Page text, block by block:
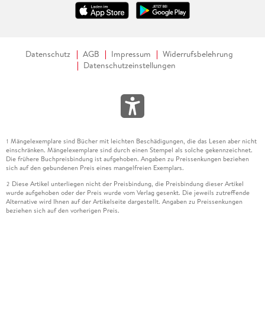
Datenschutz AGB Impressum
Widerrufsbelehrung
Datenschutzeinstellungen
1 Mängelexemplare sind Bücher mit leichten Beschädigungen, die das Lesen aber nicht
einschränken. Mängelexemplare sind durch einen Stempel als solche gekennzeichnet.
Die frühere Buchpreisbindung ist aufgehoben. Angaben zu Preissenkungen beziehen
sich auf den gebundenen Preis eines mangelfreien Exemplars.
2 Diese Artikel unterliegen nicht der Preisbindung, die Preisbindung dieser Artikel
wurde aufgehoben oder der Preis wurde vom Verlag gesenkt. Die jeweils zutreffende
Alternative wird Ihnen auf der Artikelseite dargestellt. Angaben zu Preissenkungen
beziehen sich auf den vorherigen Preis.